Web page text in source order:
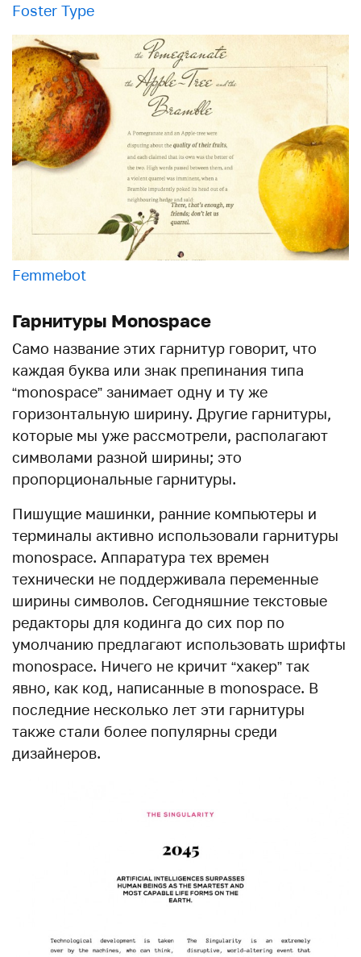
Foster Type
Femmebot
Гарнитуры Monospace
Само название этих гарнитур говорит, что
каждая буква или знак препинания типа
“monospace” занимает одну и ту же
горизонтальную ширину. Другие гарнитуры,
которые мы уже рассмотрели, располагают
символами разной ширины; это
пропорциональные гарнитуры.
Пишущие машинки, ранние компьютеры и
терминалы активно использовали гарнитуры
monospace. Аппаратура тех времен
технически не поддерживала переменные
ширины символов. Сегодняшние текстовые
редакторы для кодинга до сих пор по
умолчанию предлагают использовать шрифты
monospace. Ничего не кричит “хакер” так
явно, как код, написанные в monospace. В
последние несколько лет эти гарнитуры
также стали более популярны среди
дизайнеров.